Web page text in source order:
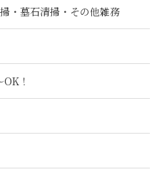
・墓石清掃・その他雑務
！